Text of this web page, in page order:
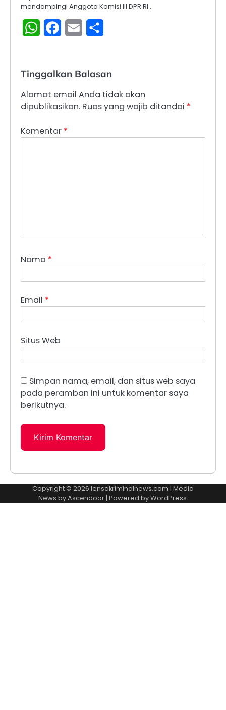
mendampingi Anggota Komisi III DPR RI…
WhatsAppFacebook
Email
Tinggalkan Balasan
Alamat email Anda tidak akan
dipublikasikan. Ruas yang wajib ditandai *
Komentar *
Nama *
Email *
Situs Web
Simpan nama, email, dan situs web saya
pada peramban ini untuk komentar saya
berikutnya.
Copyright © 2026 lensakriminalnews.com | Media
News byAscendoor| Powered byWordPress.